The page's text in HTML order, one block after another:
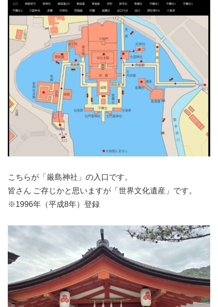
こちらが「厳島神社」の入口です。
皆さん ご存じかと思いますが「世界文化遺産」です。
※1996年（平成8年）登録